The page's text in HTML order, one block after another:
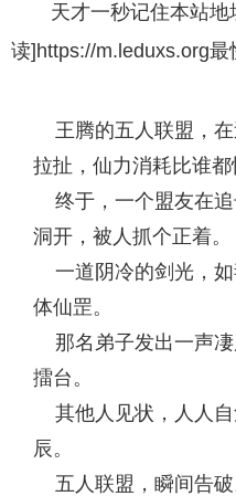
天才一秒记住本站地
读]https://m.leduxs.org最
王腾的五人联盟，在
拉扯，仙力消耗比谁都
终于，一个盟友在追
洞开，被人抓个正着。
一道阴冷的剑光，如
体仙罡。
那名弟子发出一声凄
擂台。
其他人见状，人人自
辰。
五人联盟，瞬间告破